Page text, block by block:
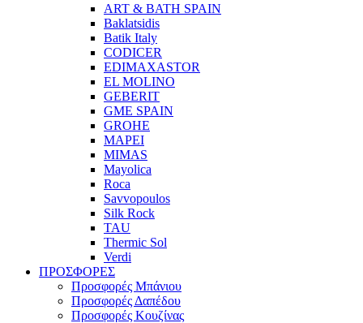
ART & BATH SPAIN
Baklatsidis
Batik Italy
CODICER
EDIMAXASTOR
EL MOLINO
GEBERIT
GME SPAIN
GROHE
MAPEI
MIMAS
Mayolica
Roca
Savvopoulos
Silk Rock
TAU
Thermic Sol
Verdi
ΠΡΟΣΦΟΡΕΣ
Προσφορές Μπάνιου
Προσφορές Δαπέδου
Προσφορές Κουζίνας